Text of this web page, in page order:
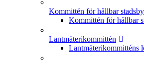
Kommittén för hållbar
Kommittén för hållbar
Lantmäterikommittén
Lantmäterikommitténs